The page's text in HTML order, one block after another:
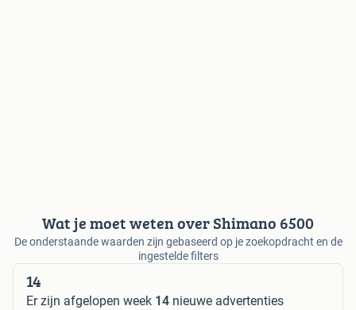
Wat je moet weten over Shimano 6500
De onderstaande waarden zijn gebaseerd op je zoekopdracht en de
ingestelde filters
14
Er zijn afgelopen week 14 nieuwe advertenties